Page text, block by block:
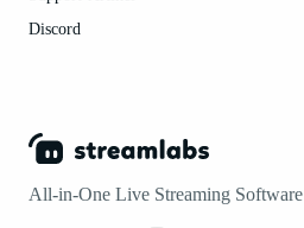
All-in-One Live Streaming Software
Discord